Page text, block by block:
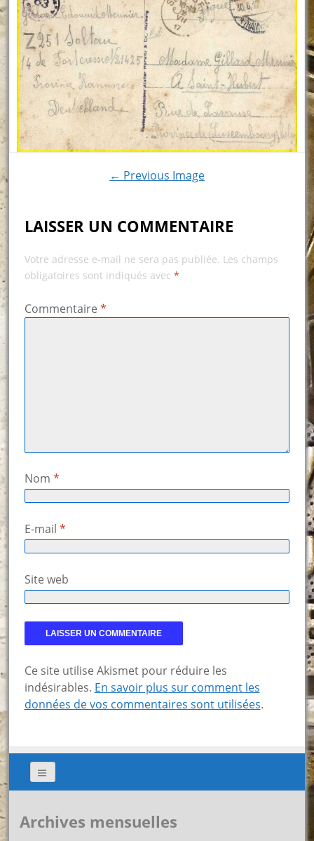
← Previous Image
LAISSER UN COMMENTAIRE
Votre adresse e-mail ne sera pas publiée. Les champs
obligatoires sont indiqués avec *
Commentaire *
Nom *
E-mail *
Site web
Ce site utilise Akismet pour réduire les
indésirables. En savoir plus sur comment les
données de vos commentaires sont utilisées.
Archives mensuelles